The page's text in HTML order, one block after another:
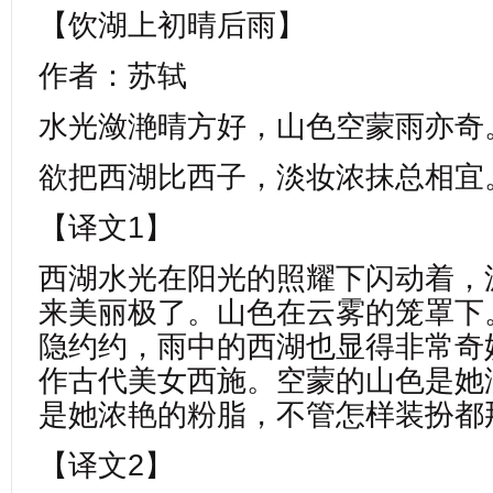
【饮湖上初晴后雨】
作者：苏轼
水光潋滟晴方好，山色空蒙雨亦奇
欲把西湖比西子，淡妆浓抹总相宜
【译文1】
西湖水光在阳光的照耀下闪动着
来美丽极了。山色在云雾的笼罩
隐约约，雨中的西湖也显得非常
作古代美女西施。空蒙的山色是
是她浓艳的粉脂，不管怎样装扮
【译文2】